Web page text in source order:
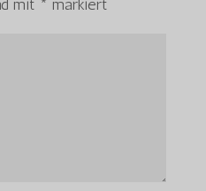
mit * markiert